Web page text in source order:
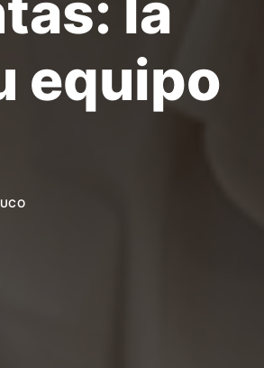
equipo